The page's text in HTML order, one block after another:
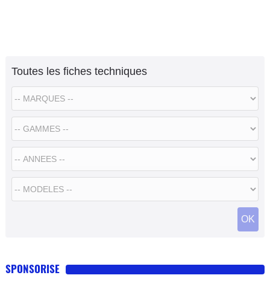
Toutes les fiches techniques
SPONSORISE